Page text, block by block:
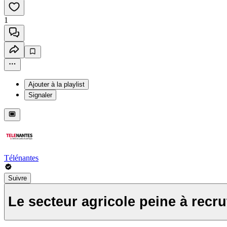
1
Ajouter à la playlist
Signaler
Télénantes
Suivre
Le secteur agricole peine à